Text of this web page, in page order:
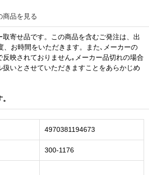
商品を見る
寄せ品です。この商品を含むご発注は、出
、お時間をいただきます。また､メーカーの
映されておりません｡メーカー品切れの場合
扱いとさせていただきますことをあらかじめ
4970381194673
300-1176